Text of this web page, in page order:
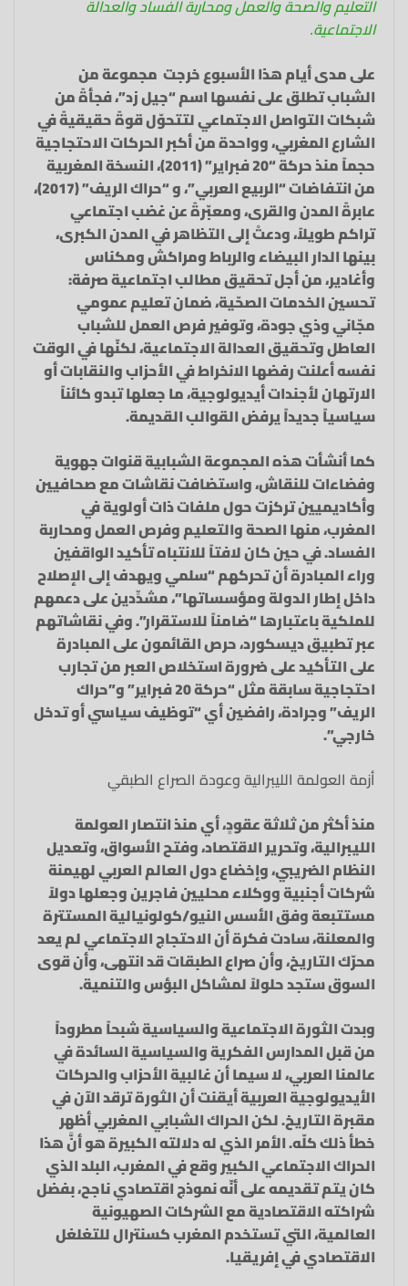
التعليم والصحة والعمل ومحاربة الفساد والعدالة
الاجتماعية.
على مدى أيام هذا الأسبوع خرجت مجموعة من
الشباب تطلق على نفسها اسم “جيل زد”، فجأةً من
شبكات التواصل الاجتماعي لتتحوّل قوةً حقيقيةً في
الشارع المغربي، وواحدة من أكبر الحركات الاحتجاجية
حجماً منذ حركة “20 فبراير” (2011)، النسخة المغربية
من انتفاضات “الربيع العربي”، و “حراك الريف” (2017)،
عابرةً المدن والقرى، ومعبّرةً عن غضب اجتماعي
تراكم طويلاً، ودعتْ إلى التظاهر في المدن الكبرى،
بينها الدار البيضاء والرباط ومراكش ومكناس
وأغادير، من أجل تحقيق مطالب اجتماعية صرفة:
تحسين الخدمات الصحّية، ضمان تعليم عمومي
مجّاني وذي جودة، وتوفير فرص العمل للشباب
العاطل وتحقيق العدالة الاجتماعية، لكنّها في الوقت
نفسه أعلنت رفضها الانخراط في الأحزاب والنقابات أو
الارتهان لأجندات أيديولوجية، ما جعلها تبدو كائناً
سياسياً جديداً يرفض القوالب القديمة.
كما أنشأت هذه المجموعة الشبابية قنوات جهوية
وفضاءات للنقاش، واستضافت نقاشات مع صحافيين
وأكاديميين تركزت حول ملفات ذات أولوية في
المغرب، منها الصحة والتعليم وفرص العمل ومحاربة
الفساد. في حين كان لافتاً للانتباه تأكيد الواقفين
وراء المبادرة أن تحركهم “سلمي ويهدف إلى الإصلاح
داخل إطار الدولة ومؤسساتها”، مشدِّدين على دعمهم
للملكية باعتبارها “ضامناً للاستقرار”. وفي نقاشاتهم
عبر تطبيق ديسكورد، حرص القائمون على المبادرة
على التأكيد على ضرورة استخلاص العبر من تجارب
احتجاجية سابقة مثل “حركة 20 فبراير” و”حراك
الريف” وجرادة، رافضين أي “توظيف سياسي أو تدخل
خارجي”.
أزمة العولمة الليبرالية وعودة الصراع الطبقي
منذ أكثر من ثلاثة عقودٍ، أي منذ انتصار العولمة
الليبرالية، وتحرير الاقتصاد، وفتح الأسواق، وتعديل
النظام الضريبي، وإخضاع دول العالم العربي لهيمنة
شركات أجنبية ووكلاء محليين فاجرين وجعلها دولاً
مستتبعة وفق الأسس النيو/كولونيالية المستترة
والمعلنة، سادت فكرة أن الاحتجاج الاجتماعي لم يعد
محرّك التاريخ، وأن صراع الطبقات قد انتهى، وأن قوى
السوق ستجد حلولاً لمشاكل البؤس والتنمية.
وبدت الثورة الاجتماعية والسياسية شبحاً مطروداً
من قبل المدارس الفكرية والسياسية السائدة في
عالمنا العربي، لا سيما أن غالبية الأحزاب والحركات
الأيديولوجية العربية أيقنت أن الثورة ترقد الآن في
مقبرة التاريخ. لكن الحراك الشبابي المغربي أظهر
خطأ ذلك كلّه. الأمر الذي له دلالته الكبيرة هو أنَّ هذا
الحراك الاجتماعي الكبير وقع في المغرب، البلد الذي
كان يتم تقديمه على أنّه نموذج اقتصادي ناجح، بفضل
شراكته الاقتصادية مع الشركات الصهيونية
العالمية، التي تستخدم المغرب كسنترال للتغلغل
الاقتصادي في إفريقيا.